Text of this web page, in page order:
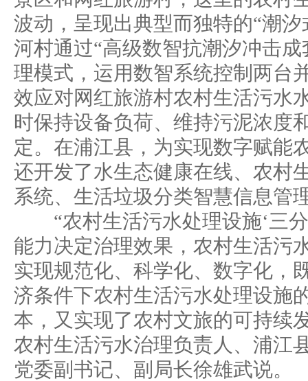
波动，呈现出典型而独特的“潮
河村通过“高级数智抗潮汐冲击
理模式，运用数智系统控制两台
效应对网红旅游村农村生活污水
时保持设备负荷、维持污泥浓度
定。在浦江县，为实现数字赋能
还开发了水生态健康在线、农村
系统、生活垃圾分类智慧信息管
“农村生活污水处理设施‘三分
能力决定治理效果，农村生活污
实现规范化、科学化、数字化，
济条件下农村生活污水处理设施
本，又实现了农村文旅的可持续
农村生活污水治理负责人、浦江
党委副书记、副局长徐雄武说。